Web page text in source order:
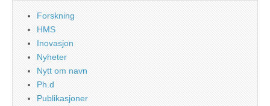
Forskning
HMS
Inovasjon
Nyheter
Nytt om navn
Ph.d
Publikasjoner